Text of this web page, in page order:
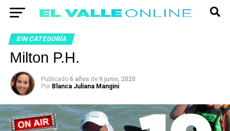
SIN CATEGORÍA
Milton P.H.
Publicado 6 años de 9 junio, 2020
Por Blanca Juliana Mangini